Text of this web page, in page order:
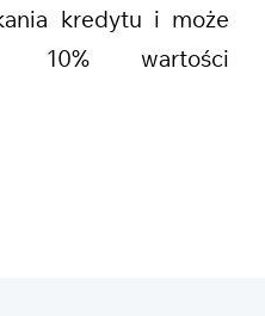
kredytu i może
10% wartości